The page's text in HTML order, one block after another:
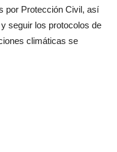
por Protección Civil, así
seguir los protocolos de
climáticas se